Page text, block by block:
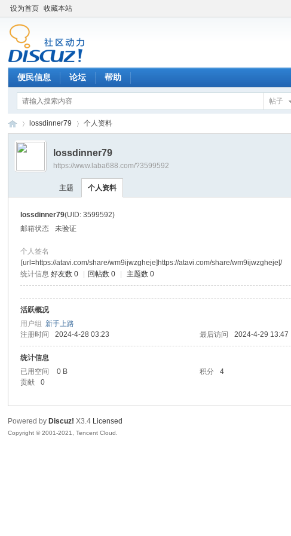
设为首页 收藏本站
便民信息 论坛 帮助
帖子
›
lossdinner79 个人资料
lossdinner79
https://www.laba688.com/?3599592
主题 个人资料
lossdinner79(UID: 3599592)
邮箱状态
未验证
个人签名
[url=https://atavi.com/share/wm9ijwzgheje]https://atavi.com/share/wm9ijwzgheje[/
统计信息 好友数 0 回帖数 0 主题数 0
活跃概况
用户组新手上路
注册时间
2024-4-28 03:23 最后访问 2024-4-29 13:47
统计信息
已用空间
0 B 积分 4
贡献
0
Powered by Discuz! X3.4 Licensed
Copyright © 2001-2021, Tencent Cloud.